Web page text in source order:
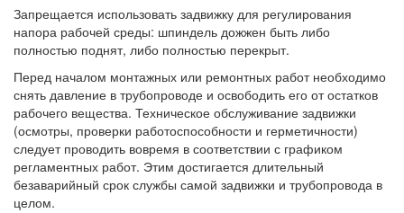
Запрещается использовать задвижку для регулирования
напора рабочей среды: шпиндель дожжен быть либо
полностью поднят, либо полностью перекрыт.
Перед началом монтажных или ремонтных работ необходимо
снять давление в трубопроводе и освободить его от остатков
рабочего вещества. Техническое обслуживание задвижки
(осмотры, проверки работоспособности и герметичности)
следует проводить вовремя в соответствии с графиком
регламентных работ. Этим достигается длительный
безаварийный срок службы самой задвижки и трубопровода в
целом.